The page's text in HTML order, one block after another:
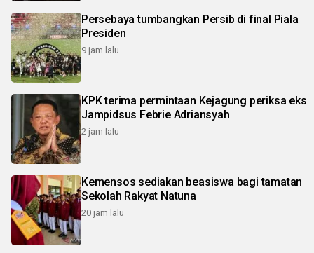
Persebaya tumbangkan Persib di final Piala
Presiden
9 jam lalu
KPK terima permintaan Kejagung periksa eks
Jampidsus Febrie Adriansyah
2 jam lalu
Kemensos sediakan beasiswa bagi tamatan
Sekolah Rakyat Natuna
20 jam lalu